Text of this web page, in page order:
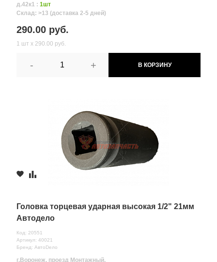
д.42к1 : 1шт
Склад: >13 (доставка 2-5 дней)
290.00 руб.
1 шт х 290.00 руб.
- + В КОРЗИНУ
Головка торцевая ударная высокая 1/2" 21мм
Автодело
Код: 20551
Артикул: 40021
Бренд: АвтоDело
г.Воронеж, проезд Монтажный,